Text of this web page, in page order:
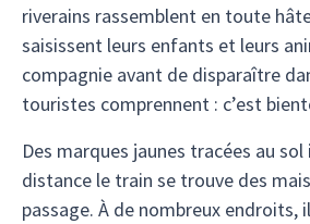
riverains rassemblent en toute
saisissent leurs enfants et leurs
compagnie avant de disparaître
touristes comprennent : c’est
Des marques jaunes tracées au
distance le train se trouve des
passage. À de nombreux endroits,